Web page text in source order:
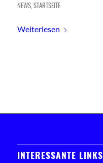
NEWS,STARTSEITE
Weiterlesen
INTERESSANTE LINKS